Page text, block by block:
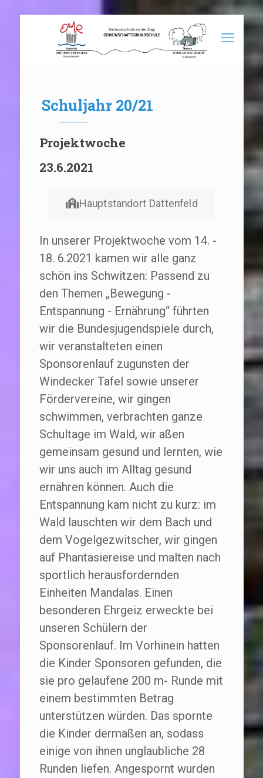
Schuljahr 20/21
Projektwoche
23.6.2021
Hauptstandort Dattenfeld
In unserer Projektwoche vom 14. -
18. 6.2021 kamen wir alle ganz
schön ins Schwitzen: Passend zu
den Themen „Bewegung -
Entspannung - Ernährung“ führten
wir die Bundesjugendspiele durch,
wir veranstalteten einen
Sponsorenlauf zugunsten der
Windecker Tafel sowie unserer
Fördervereine, wir gingen
schwimmen, verbrachten ganze
Schultage im Wald, wir aßen
gemeinsam gesund und lernten, wie
wir uns auch im Alltag gesund
ernähren können. Auch die
Entspannung kam nicht zu kurz: im
Wald lauschten wir dem Bach und
dem Vogelgezwitscher, wir gingen
auf Phantasiereise und malten nach
sportlich herausfordernden
Einheiten Mandalas. Einen
besonderen Ehrgeiz erweckte bei
unseren Schülern der
Sponsorenlauf. Im Vorhinein hatten
die Kinder Sponsoren gefunden, die
sie pro gelaufene 200 m- Runde mit
einem bestimmten Betrag
unterstützen würden. Das spornte
die Kinder dermaßen an, sodass
einige von ihnen unglaubliche 28
Runden liefen. Angespornt wurden